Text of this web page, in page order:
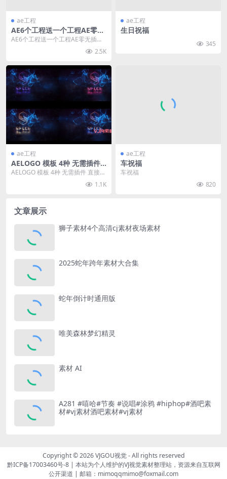
ae工程
AE6个工程送一个工程AE零插
件工程素材
AE6个工程送一个工程AE零无插件
2.5K
ae工程
生日祝福
345
ae工程
AELOGO 模板 4种 无需插件
直接替换
AELOGO 模板 4种 无需插件 直接替
1.1K
ae工程
车祝福
车祝福
820
文章展示
狮子素材4个高清cj素材夜场素材
2025蛇年跨年素材大合集
蛇年倒计时通用版
唯美森林梦幻精灵
素材 AI
A281 #嘻哈#节奏 #说唱#涂鸦 #hiphop#酒吧素
材#vj素材酒吧素材#vj素材
Copyright © 2026VJGOU视觉- All rights reserved
黔ICP备17003460号-8| 本站为个人维护的VJ视觉素材整理站，资源来自互联网
公开渠道 | 邮箱：mimoqqmimo@foxmail.com